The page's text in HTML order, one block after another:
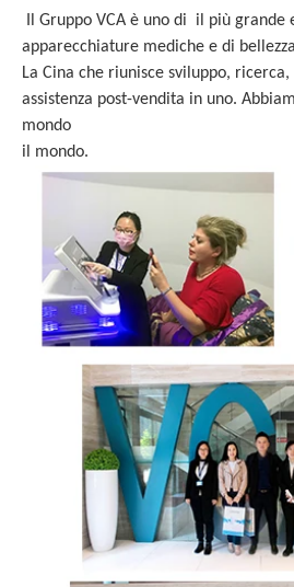
Il Gruppo VCA è uno di il più
apparecchiature mediche e di
La Cina che riunisce sviluppo,
assistenza post-vendita in uno.
mondo
il mondo.